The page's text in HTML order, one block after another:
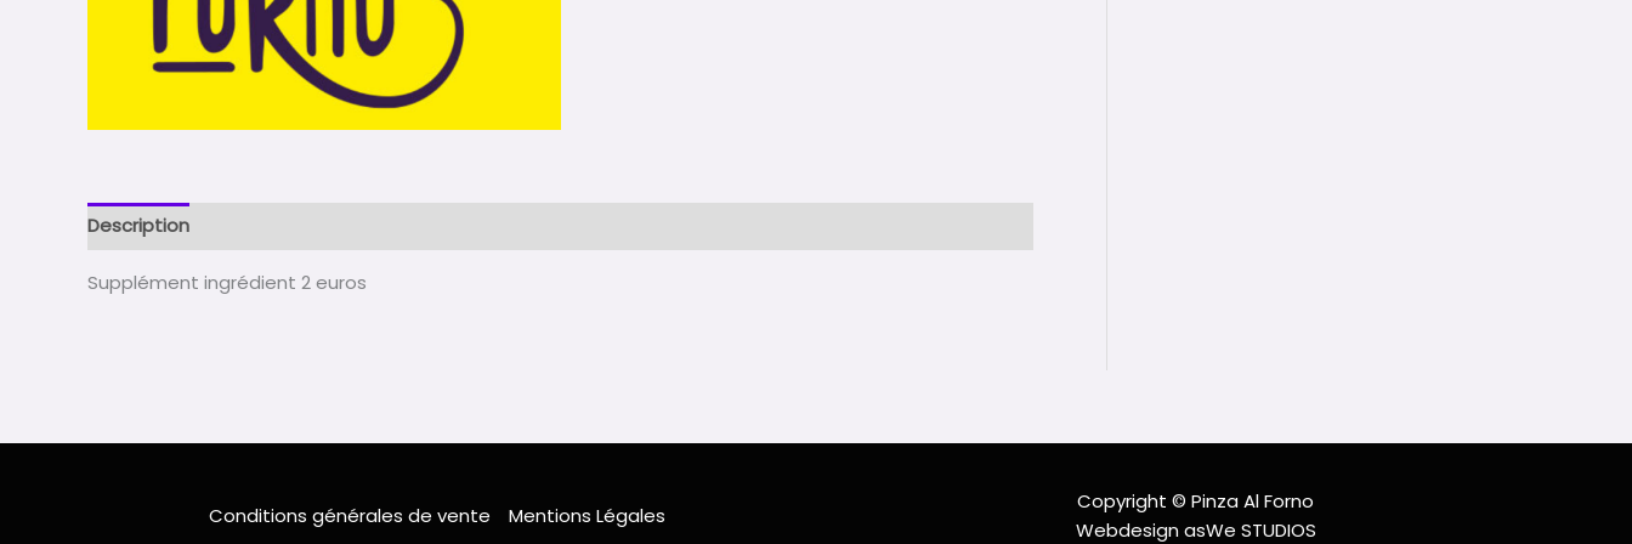
Description
Supplément ingrédient 2 euros
Conditions générales de vente Mentions Légales
Copyright © Pinza Al Forno
Webdesign asWe STUDIOS